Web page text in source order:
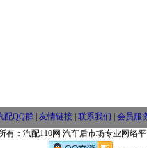
配QQ群 友情链接 联系我们
会员服
有：汽配110网 汽车后市场专业网络